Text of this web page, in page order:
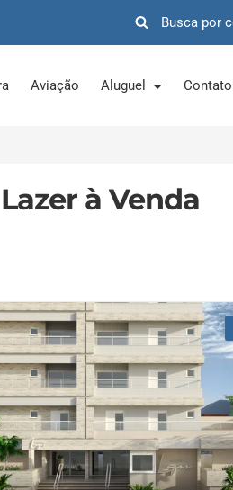
Aviação Aluguel Contato
à Venda